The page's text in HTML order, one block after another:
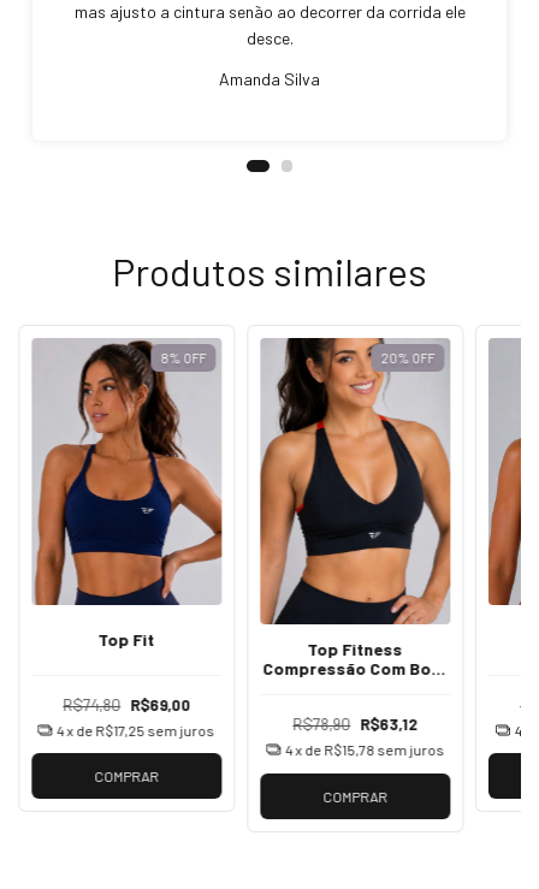
mas ajusto a cintura senão ao decorrer da corrida ele
desce.
Amanda Silva
Produtos similares
8% OFF
Top Fit
R$74,80 R$69,00
4x de R$17,25 sem juros
COMPRAR
20% OFF
Top Fitness
Compressão Com Bojo
R$78,90 R$63,12
4x de R$15,78 sem juros
COMPRAR
4